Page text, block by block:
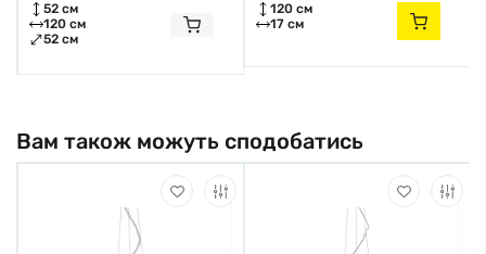
52 см
120 см
52 см
120 см
17 см
Вам також можуть сподобатись